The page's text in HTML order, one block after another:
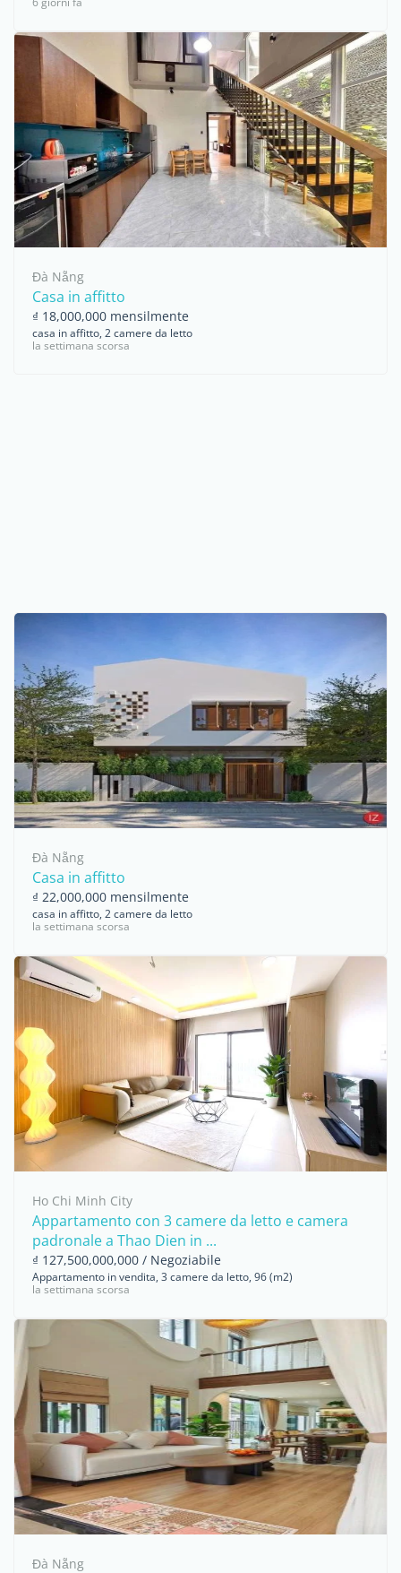
Đà Nẵng
Casa in affitto
₫ 18,000,000 mensilmente
casa in affitto, 2 camere da letto
la settimana scorsa
Đà Nẵng
Casa in affitto
₫ 22,000,000 mensilmente
casa in affitto, 2 camere da letto
la settimana scorsa
Ho Chi Minh City
Appartamento con 3 camere da letto e camera
padronale a Thao Dien in ...
₫ 127,500,000,000 / Negoziabile
Appartamento in vendita, 3 camere da letto, 96 (m2)
la settimana scorsa
Đà Nẵng